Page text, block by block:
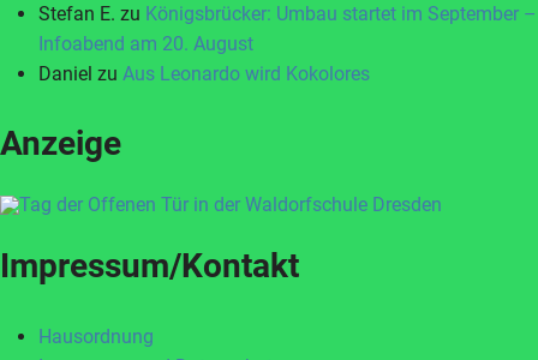
Stefan E. zu Königsbrücker: Umbau startet im September –
Infoabend am 20. August
Daniel zu Aus Leonardo wird Kokolores
Anzeige
Impressum/Kontakt
Hausordnung